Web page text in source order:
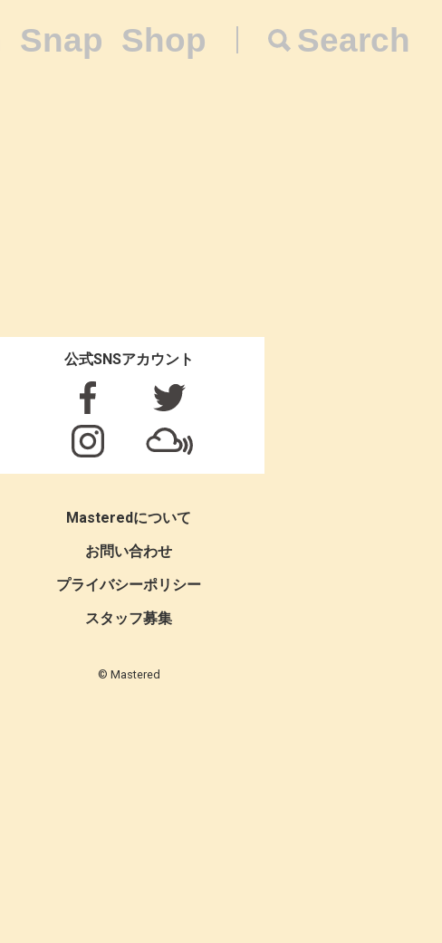
Snap Shop Search
公式SNSアカウント
Masteredについて
お問い合わせ
プライバシーポリシー
スタッフ募集
© Mastered